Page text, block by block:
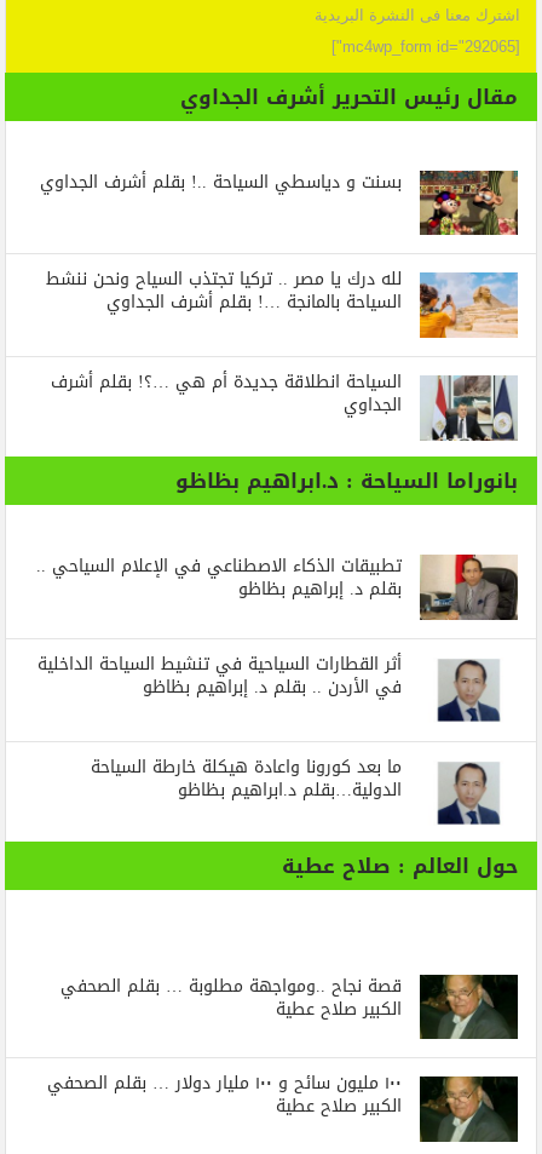
اشترك معنا فى النشرة البريدية
[mc4wp_form id="292065"]
مقال رئيس التحرير أشرف الجداوي
بسنت و دياسطي السياحة ..! بقلم أشرف الجداوي
لله درك يا مصر .. تركيا تجتذب السياح ونحن ننشط
السياحة بالمانجة …! بقلم أشرف الجداوي
السياحة انطلاقة جديدة أم هي …؟! بقلم أشرف
الجداوي
بانوراما السياحة : د.ابراهيم بظاظو
تطبيقات الذكاء الاصطناعي في الإعلام السياحي ..
بقلم د. إبراهيم بظاظو
أثر القطارات السياحية في تنشيط السياحة الداخلية
في الأردن .. بقلم د. إبراهيم بظاظو
ما بعد كورونا واعادة هيكلة خارطة السياحة
الدولية…بقلم د.ابراهيم بظاظو
حول العالم : صلاح عطية
قصة نجاح ..ومواجهة مطلوبة … بقلم الصحفي
الكبير صلاح عطية
١٠٠ مليون سائح و ١٠٠ مليار دولار … بقلم الصحفي
الكبير صلاح عطية